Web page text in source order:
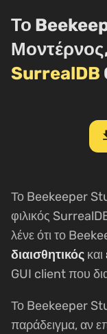
Το
SurrealDB
Το Beekeeper
φιλικός
λένε ότι το
διαισθητικός και
GUI client που
Το Beekeeper
παράδειγμα, αν